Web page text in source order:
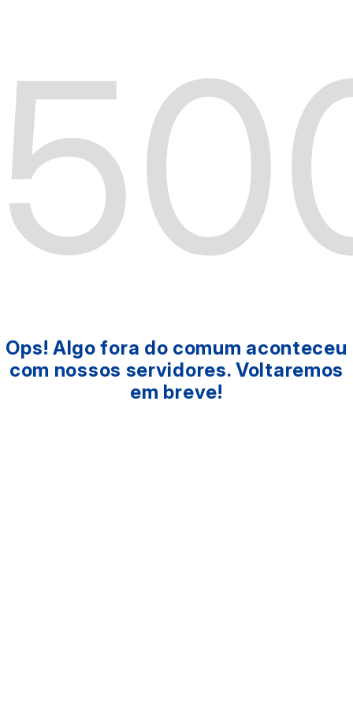
Ops! Algo fora do comum aconteceu
com nossos servidores. Voltaremos
em breve!